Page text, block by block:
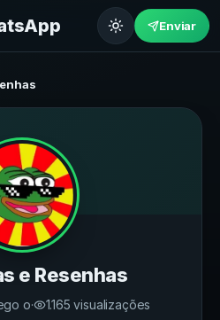
Enviar
e Resenhas
o· 1.165 visualizações